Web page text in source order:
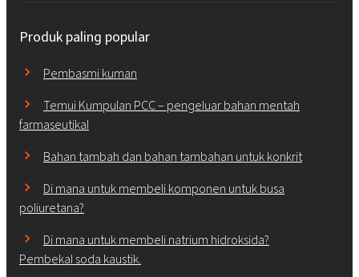
Produk paling popular
Pembasmi kuman
Temui Kumpulan PCC – pengeluar bahan mentah
farmaseutikal
Bahan tambah dan bahan tambahan untuk konkrit
Di mana untuk membeli komponen untuk busa
poliuretana?
Di mana untuk membeli natrium hidroksida?
Pembekal soda kaustik.